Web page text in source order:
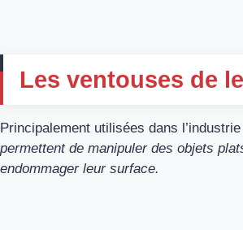
Les ventouses de
Principalement utilisées dans
permettent de manipuler des objets
endommager leur surface.